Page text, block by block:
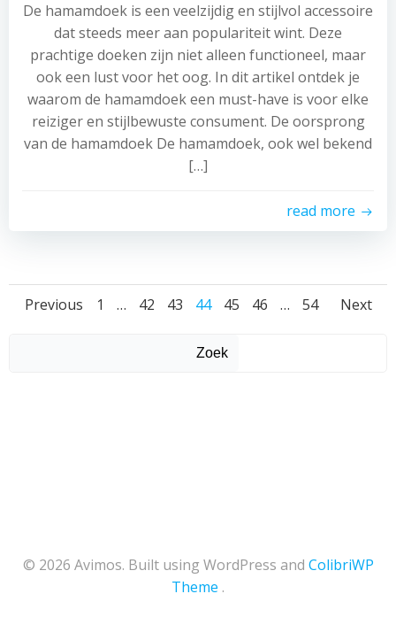
De hamamdoek is een veelzijdig en stijlvol accessoire
dat steeds meer aan populariteit wint. Deze
prachtige doeken zijn niet alleen functioneel, maar
ook een lust voor het oog. In dit artikel ontdek je
waarom de hamamdoek een must-have is voor elke
reiziger en stijlbewuste consument. De oorsprong
van de hamamdoek De hamamdoek, ook wel bekend
[…]
read more
Posts
Previous
Posts
navigation
Page
1 … Page
42 Page
43 Page
44 Page
45 Page
46 … Page
54 Next
Zoek
© 2026 Avimos. Built using WordPress and ColibriWP
Theme .